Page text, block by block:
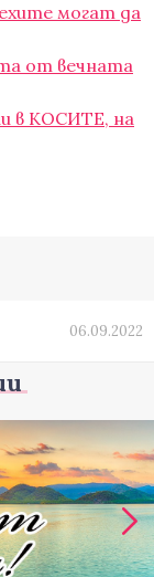
могат да
от вечната
в КОСИТЕ, на
06.09.2022